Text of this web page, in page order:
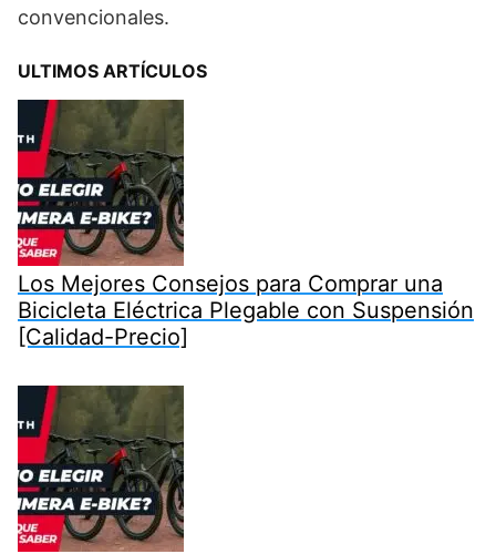
convencionales.
ULTIMOS ARTÍCULOS
Los Mejores Consejos para Comprar una
Bicicleta Eléctrica Plegable con Suspensión
[Calidad-Precio]